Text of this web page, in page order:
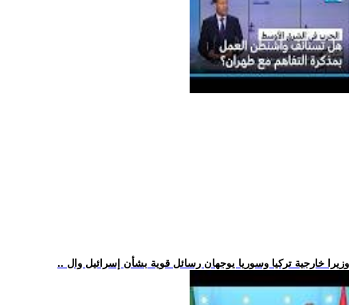
.. وزيرا خارجية تركيا وسوريا يوجهان رسائل قوية بشأن إسرائيل وال